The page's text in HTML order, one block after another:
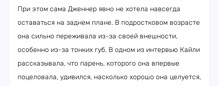
При этом сама Дженнер явно не хотела навсегда
оставаться на заднем плане. В подростковом возрасте
она сильно переживала из-за своей внешности,
особенно из-за тонких губ. В одном из интервью Кайли
рассказывала, что парень, которого она впервые
поцеловала, удивился, насколько хорошо она целуется,